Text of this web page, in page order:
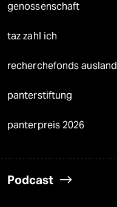
genossenschaft
taz zahl ich
recherchefonds ausland
panterstiftung
panterpreis 2026
Podcast